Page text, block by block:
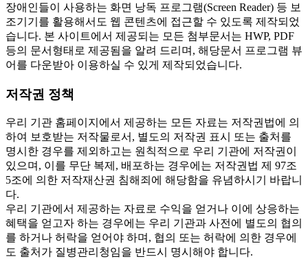
장애인들이 사용하는 화면 낭독 프로그램(Screen Reader) 등 보
조기기를 활용해서도 웹 콘텐츠에 접근할 수 있도록 제작되었
습니다. 본 사이트에서 제공되는 모든 첨부문서는 HWP, PDF
등의 문서형태로 제공됨을 알려 드리며, 해당문서 프로그램 뷰
어를 다운받아 이용하실 수 있게 제작되었습니다.
저작권 정책
우리 기관 홈페이지에서 제공하는 모든 자료는 저작권법에 의
하여 보호받는 저작물로서, 별도의 저작권 표시 또는 출처를
명시한 경우를 제외하고는 원칙적으로 우리 기관에 저작권이
있으며, 이를 무단 복제, 배포하는 경우에는 저작권법 제 97조
5조에 의한 저작재산권 침해죄에 해당함을 유념하시기 바랍니
다.
우리 기관에서 제공하는 자료로 수익을 얻거나 이에 상응하는
혜택을 얻고자 하는 경우에는 우리 기관과 사전에 별도의 협의
를 하거나 허락을 얻어야 하며, 협의 또는 허락에 의한 경우에
도 출처가 질병관리청임을 반드시 명시해야 합니다.